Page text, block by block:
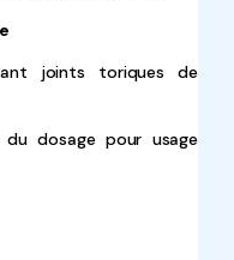
joints toriques de
dosage pour usage